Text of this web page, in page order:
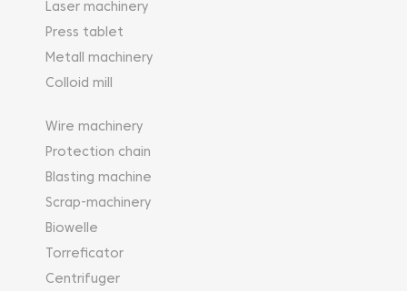
Laser machinery
Press tablet
Metall machinery
Colloid mill
Wire machinery
Protection chain
Blasting machine
Scrap-machinery
Biowelle
Torreficator
Centrifuger